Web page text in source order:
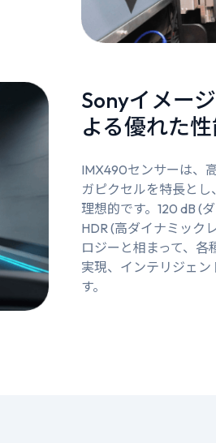
Sonyイメー
よる優れた
IMX490センサーは、
ガピクセルを特長と
理想的です。120 dB (
HDR (高ダイナミック
ロジーと相まって、
実現、インテリジェ
す。